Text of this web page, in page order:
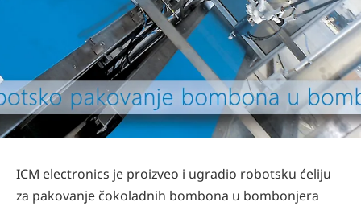
ICM electronics je proizveo i ugradio robotsku ćeliju
za pakovanje čokoladnih bombona u bombonjera